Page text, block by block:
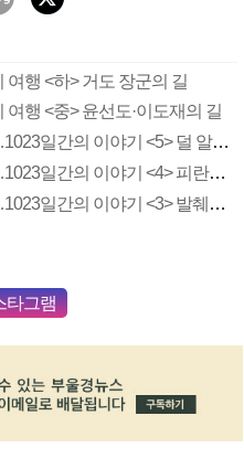
행 <하> 거도 장군의 길
행 <중> 윤선도·이도재의 길
이야기 공작소-피란수도 부산…1023일간의 이야기 <5> 덜 알려진 UN 참전국
이야기 공작소-피란수도 부산…1023일간의 이야기 <4> 피란수도가 부산에 남긴 것
이야기 공작소-피란수도 부산…1023일간의 이야기 <3> 발췌개헌안 통과현장, 무덕전
타그램